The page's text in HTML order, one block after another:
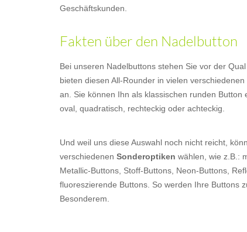
Geschäftskunden.
Fakten über den Nadelbutton
Bei unseren Nadelbuttons stehen Sie vor der
bieten diesen All-Rounder in vielen
an. Sie können Ihn als klassischen runden Button
oval, quadratisch, rechteckig oder achteckig.
Und weil uns diese Auswahl noch nicht reicht,
verschiedenen Sonderoptiken wählen, wie z.B.:
Metallic-Buttons, Stoff-Buttons, Neon-Buttons,
fluoreszierende Buttons. So werden Ihre Buttons
Besonderem.